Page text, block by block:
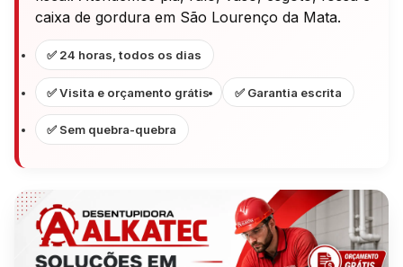
caixa de gordura em São Lourenço da Mata.
✅ 24 horas, todos os dias
✅ Visita e orçamento grátis ✅ Garantia escrita
✅ Sem quebra-quebra